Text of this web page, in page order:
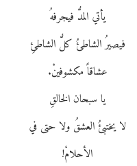
يأتي المدُّ فيجرفهُ
فيصيرُ الشاطئُ كلُّ الشاطئِ
عشاقاً مكشوفينْ.
يا سبحان الخالقِ
لا يختبئُ العشقُ ولا حتى في
الأحلامْ!